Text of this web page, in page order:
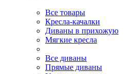
Все товары
Кресла-качалки
Диваны в прихожую
Мягкие кресла
Все диваны
Прямые диваны